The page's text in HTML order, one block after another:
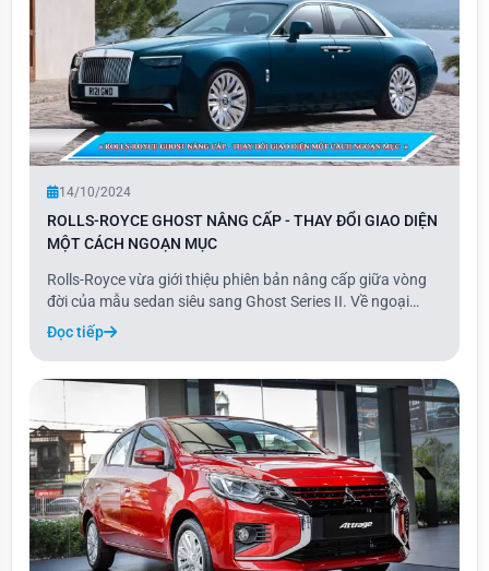
14/10/2024
ROLLS-ROYCE GHOST NÂNG CẤP - THAY ĐỔI GIAO DIỆN
MỘT CÁCH NGOẠN MỤC
Rolls-Royce vừa giới thiệu phiên bản nâng cấp giữa vòng
đời của mẫu sedan siêu sang Ghost Series II. Về ngoại
thất, xe có một số thay đổi nhẹ với thiết kế đầu xe hiện đại
hơn, tương tự phong cách của Phantom và Cullinan.
Đọc tiếp